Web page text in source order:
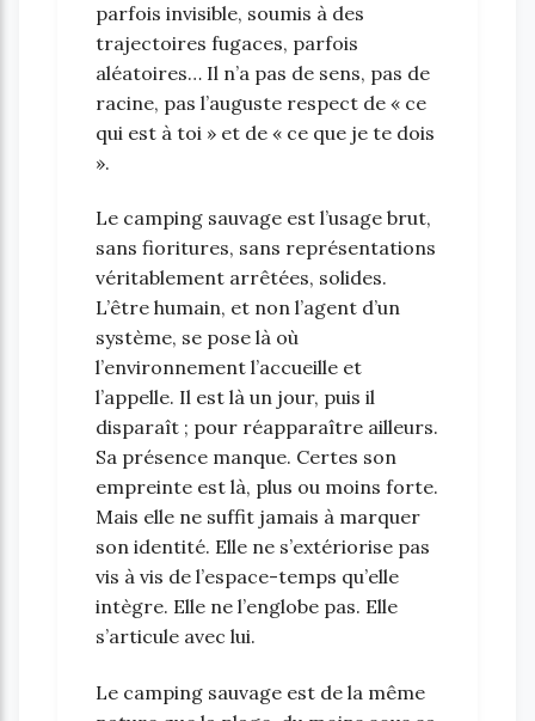
parfois invisible, soumis à des
trajectoires fugaces, parfois
aléatoires… Il n’a pas de sens, pas de
racine, pas l’auguste respect de « ce
qui est à toi » et de « ce que je te dois
».
Le camping sauvage est l’usage brut,
sans fioritures, sans représentations
véritablement arrêtées, solides.
L’être humain, et non l’agent d’un
système, se pose là où
l’environnement l’accueille et
l’appelle. Il est là un jour, puis il
disparaît ; pour réapparaître ailleurs.
Sa présence manque. Certes son
empreinte est là, plus ou moins forte.
Mais elle ne suffit jamais à marquer
son identité. Elle ne s’extériorise pas
vis à vis de l’espace-temps qu’elle
intègre. Elle ne l’englobe pas. Elle
s’articule avec lui.
Le camping sauvage est de la même